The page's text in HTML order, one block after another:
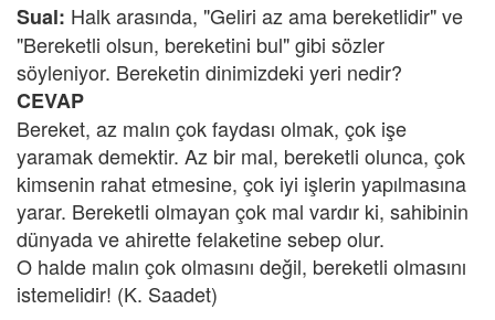
Sual: Halk arasında, "Geliri az ama bereketlidir" ve
"Bereketli olsun, bereketini bul" gibi sözler
söyleniyor. Bereketin dinimizdeki yeri nedir?
CEVAP
Bereket, az malın çok faydası olmak, çok işe
yaramak demektir. Az bir mal, bereketli olunca, çok
kimsenin rahat etmesine, çok iyi işlerin yapılmasına
yarar. Bereketli olmayan çok mal vardır ki, sahibinin
dünyada ve ahirette felaketine sebep olur.
O halde malın çok olmasını değil, bereketli olmasını
istemelidir! (K. Saadet)